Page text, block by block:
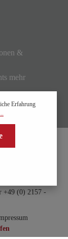
&
mehr
+49 (0) 2157 -
Erfahrung